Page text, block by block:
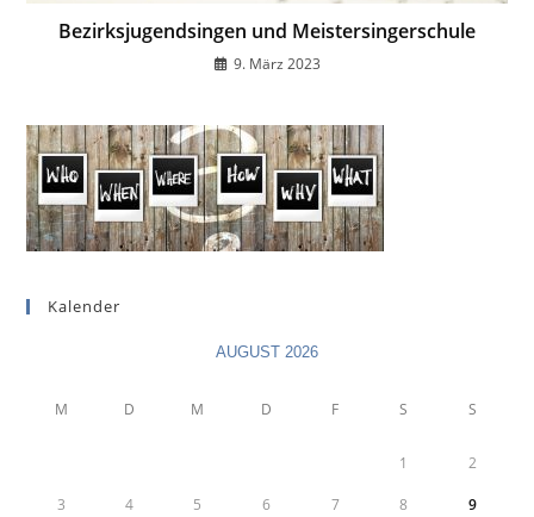
Bezirksjugendsingen und Meistersingerschule
9. März 2023
Kalender
AUGUST 2026
M D M D F S S
1 2
3 4 5 6 7 8 9